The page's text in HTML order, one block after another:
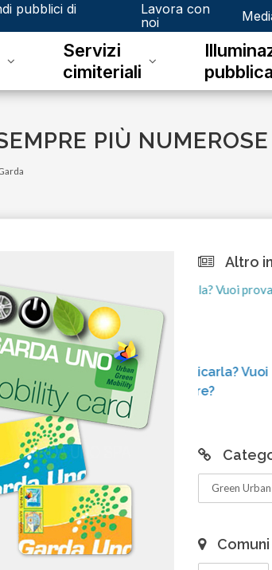
pubblici di
Lavora con
noi
Servizi
cimiteriali
pubblica
PIÙ
Altro
2023
e devi ricaricarla? Vuoi
non sai come fare?
Garda
Green